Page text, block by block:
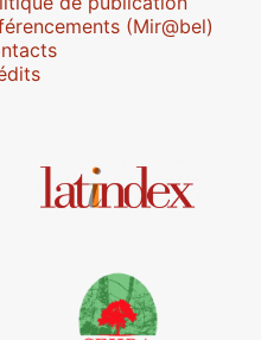
(Mir@bel)
partenaires